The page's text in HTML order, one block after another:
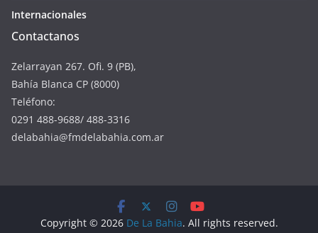
Internacionales
Contactanos
Zelarrayan 267. Ofi. 9 (PB),
Bahía Blanca CP (8000)
Teléfono:
0291 488-9688/ 488-3316
delabahia@fmdelabahia.com.ar
Copyright © 2026 De La Bahia. All rights reserved.